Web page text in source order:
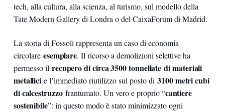
tech, alla cultura, alla scienza, al turismo, sul modello della
Tate Modern Gallery di Londra o del CaixaForum di Madrid.
La storia di Fossoli rappresenta un caso di economia
circolare esemplare. Il ricorso a demolizioni selettive ha
permesso il recupero di circa 3500 tonnellate di materiali
metallicie l’immediato riutilizzo sul posto di3100 metri cubi
di calcestruzzofrantumato. Un vero e proprio “cantiere
sostenibile”: in questo modo è stato minimizzato ogni